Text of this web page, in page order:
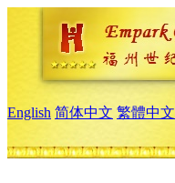
English 简体中文 繁體中文